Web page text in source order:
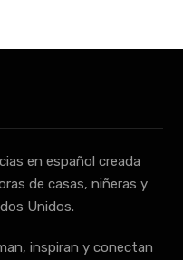
en español creada
de casas, niñeras y
Unidos.
inspiran y conectan